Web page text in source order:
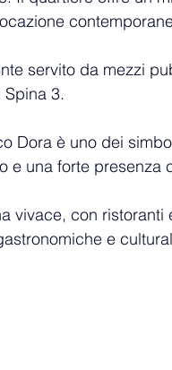
servito da mezzi
Spina 3.
Dora è uno dei
e una forte presenza
vivace, con
e